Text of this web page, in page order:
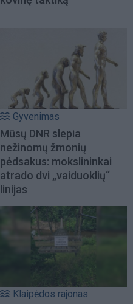
Gyvenimas
Mūsų DNR slepia
nežinomų žmonių
pėdsakus: mokslininkai
atrado dvi „vaiduoklių“
linijas
Klaipėdos rajonas